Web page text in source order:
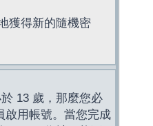
獲得新的隨機密
13 歲，那麼您必
啟用帳號。當您完成